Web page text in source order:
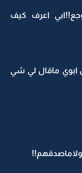
اعرف كيف
ابوي ماقال لي شي